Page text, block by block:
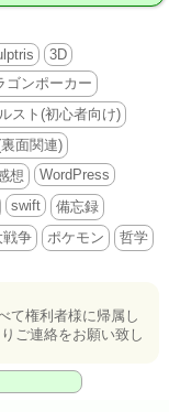
3D
ゴンポーカー
スト(初心者向け)
面関連)
想
WordPress
swift
備忘録
戦争 ポケモン 哲学
て権利者様に帰属し
ご連絡をお願い致し